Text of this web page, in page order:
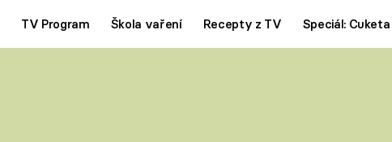
TV Program Škola vaření Recepty z TV Speciál: Cuketa